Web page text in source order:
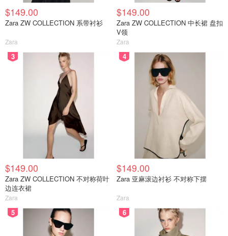
$149.00
Zara ZW COLLECTION 系带衬衫
Zara
$149.00
Zara ZW COLLECTION 中长裙 盘扣
V领
Zara
3
$149.00
Zara ZW COLLECTION 不对称荷叶
边连衣裙
Zara
4
$149.00
Zara 亚麻滚边衬衫 不对称下摆
Zara
5 6